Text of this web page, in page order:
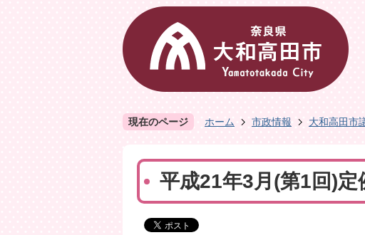
現在のページ ホーム 市政情報 大和高田市
平成21年3月(第1回)定